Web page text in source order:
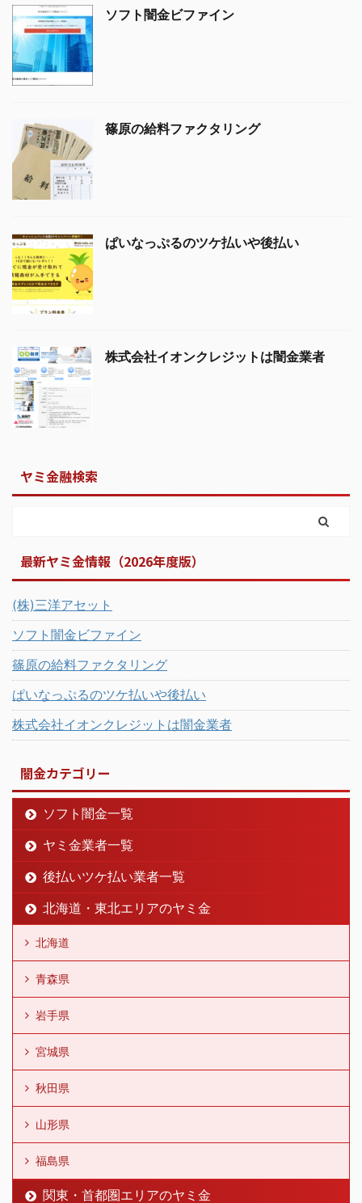
ソフト闇金ビファイン
篠原の給料ファクタリング
ぱいなっぷるのツケ払いや後払い
株式会社イオンクレジットは闇金業者
ヤミ金融検索
最新ヤミ金情報（2026年度版）
(株)三洋アセット
ソフト闇金ビファイン
篠原の給料ファクタリング
ぱいなっぷるのツケ払いや後払い
株式会社イオンクレジットは闇金業者
闇金カテゴリー
ソフト闇金一覧
ヤミ金業者一覧
後払いツケ払い業者一覧
北海道・東北エリアのヤミ金
北海道
青森県
岩手県
宮城県
秋田県
山形県
福島県
関東・首都圏エリアのヤミ金